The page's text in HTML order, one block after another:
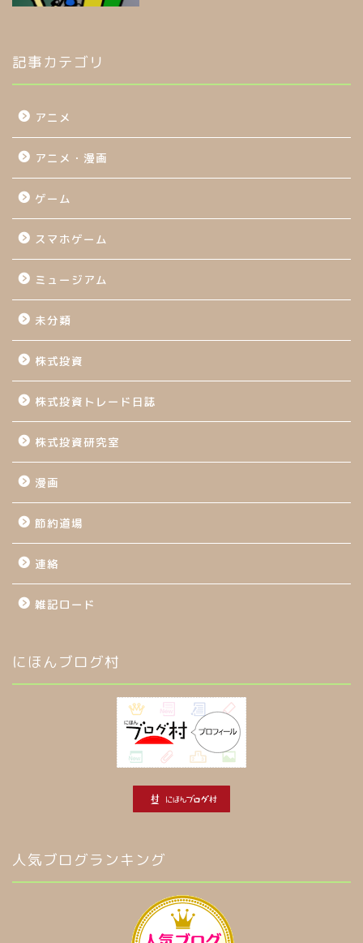
記事カテゴリ
アニメ
アニメ・漫画
ゲーム
スマホゲーム
ミュージアム
未分類
株式投資
株式投資トレード日誌
株式投資研究室
漫画
節約道場
連絡
雑記ロード
にほんブログ村
人気ブログランキング